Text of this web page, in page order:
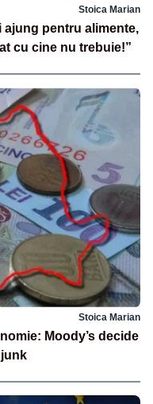
Stoica Marian
ajung pentru alimente,
cu cine nu trebuie!”
Stoica Marian
Moody’s decide